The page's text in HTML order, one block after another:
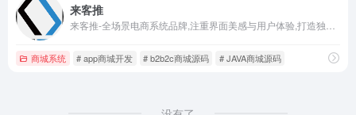
来客推
商城系统 # app商城开发 # b2b2c商城源码 # JAVA商城源码